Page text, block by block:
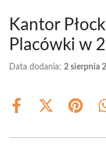
Kantor
Placówki w
Data dodania: 2 sierpnia
Share
Share
(Twitter)
Share